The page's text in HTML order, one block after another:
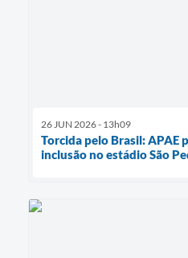
26 JUN 2026 - 13h09
Torcida pelo Brasil: APAE
inclusão no estádio São